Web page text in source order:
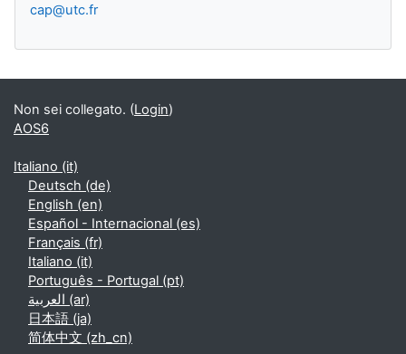
cap@utc.fr
Non sei collegato. (Login)
AOS6
Italiano ‎(it)‎
Deutsch ‎(de)‎
English ‎(en)‎
Español - Internacional ‎(es)‎
Français ‎(fr)‎
Italiano ‎(it)‎
Português - Portugal ‎(pt)‎
العربية ‎(ar)‎
日本語 ‎(ja)‎
简体中文 ‎(zh_cn)‎